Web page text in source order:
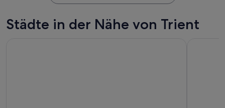
Städte in der Nähe von Trient